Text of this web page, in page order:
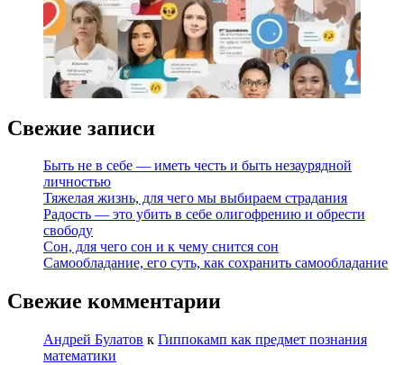
Свежие записи
Быть не в себе — иметь честь и быть незаурядной
личностью
Тяжелая жизнь, для чего мы выбираем страдания
Радость — это убить в себе олигофрению и обрести
свободу
Сон, для чего сон и к чему снится сон
Самообладание, его суть, как сохранить самообладание
Свежие комментарии
Андрей Булатов к Гиппокамп как предмет познания
математики